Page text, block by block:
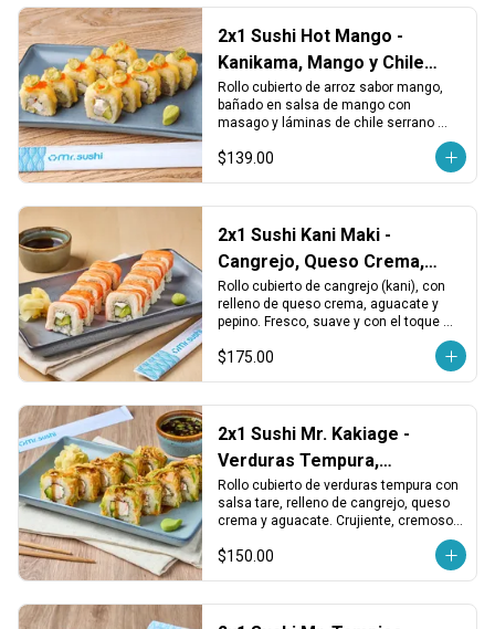
2x1 Sushi Hot Mango -
Kanikama, Mango y Chile
Serrano
Rollo cubierto de arroz sabor mango,
bañado en salsa de mango con
masago y láminas de chile serrano
kanikama, aguacate y queso crema.
$139.00
2x1 Sushi Kani Maki -
Cangrejo, Queso Crema,
Aguacate y Pepino
Rollo cubierto de cangrejo (kani), con
relleno de queso crema, aguacate y
pepino. Fresco, suave y con el toque
$175.00
2x1 Sushi Mr. Kakiage -
Verduras Tempura,
Cangrejo y Queso
Rollo cubierto de verduras tempura con
salsa tare, relleno de cangrejo, queso
crema y aguacate. Crujiente, cremoso y
$150.00